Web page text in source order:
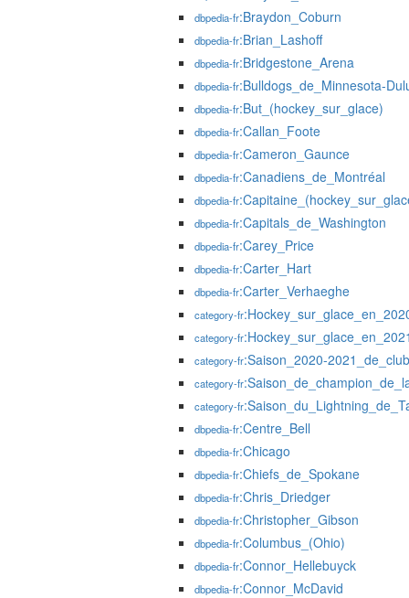
dbpedia-fr:Braydon_Coburn
dbpedia-fr:Brian_Lashoff
dbpedia-fr:Bridgestone_Arena
dbpedia-fr:Bulldogs_de_Minnesota-
dbpedia-fr:But_(hockey_sur_glace)
dbpedia-fr:Callan_Foote
dbpedia-fr:Cameron_Gaunce
dbpedia-fr:Canadiens_de_Montréal
dbpedia-fr
dbpedia-fr:Capitals_de_Washington
dbpedia-fr:Carey_Price
dbpedia-fr:Carter_Hart
dbpedia-fr:Carter_Verhaeghe
category-fr
category-fr
category-fr:Saison_2020-
category-fr
category-fr
dbpedia-fr:Centre_Bell
dbpedia-fr:Chicago
dbpedia-fr:Chiefs_de_Spokane
dbpedia-fr:Chris_Driedger
dbpedia-fr:Christopher_Gibson
dbpedia-fr:Columbus_(Ohio)
dbpedia-fr:Connor_Hellebuyck
dbpedia-fr:Connor_McDavid